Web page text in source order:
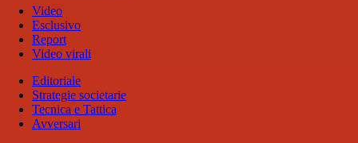
Video
Esclusivo
Report
Video virali
Editoriale
Strategie societarie
Tecnica e Tattica
Avversari